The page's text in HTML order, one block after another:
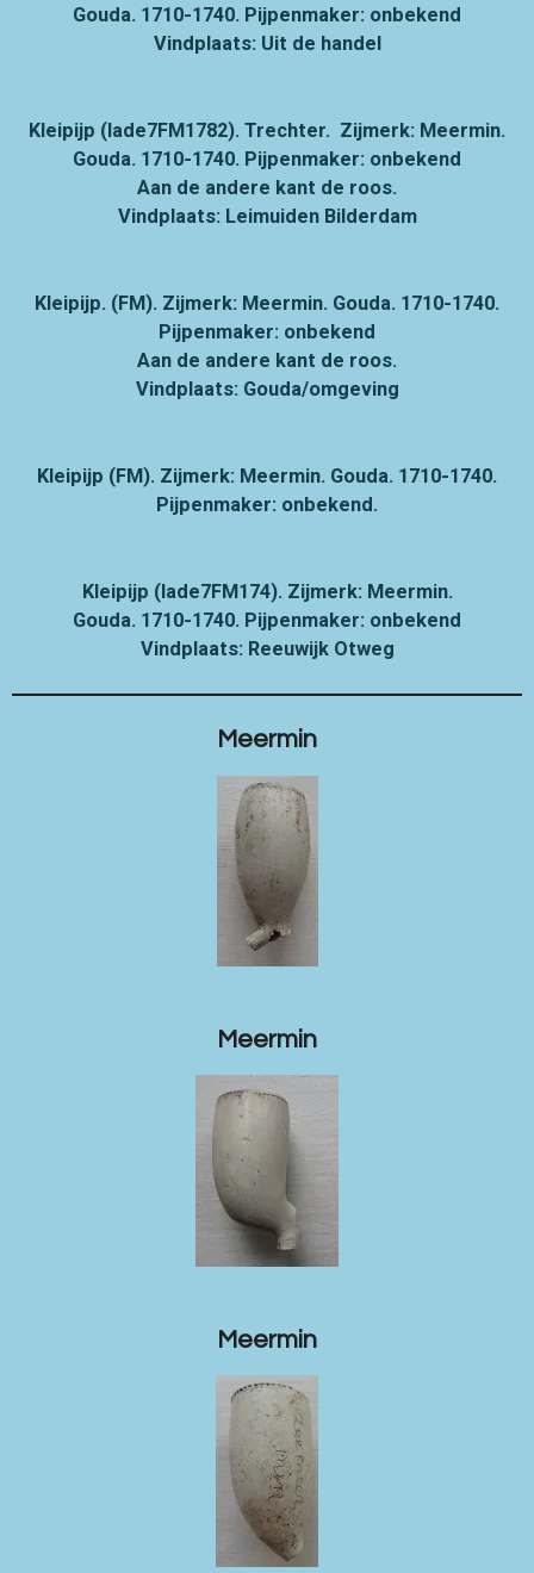
Gouda. 1710-1740. Pijpenmaker: onbekend
Vindplaats: Uit de handel
Kleipijp (lade7FM1782). Trechter. Zijmerk: Meermin.
Gouda. 1710-1740. Pijpenmaker: onbekend
Aan de andere kant de roos.
Vindplaats: Leimuiden Bilderdam
Kleipijp. (FM). Zijmerk: Meermin. Gouda. 1710-1740.
Pijpenmaker: onbekend
Aan de andere kant de roos.
Vindplaats: Gouda/omgeving
Kleipijp (FM). Zijmerk: Meermin. Gouda. 1710-1740.
Pijpenmaker: onbekend.
Kleipijp (lade7FM174). Zijmerk: Meermin.
Gouda. 1710-1740. Pijpenmaker: onbekend
Vindplaats: Reeuwijk Otweg
Meermin
Meermin
Meermin